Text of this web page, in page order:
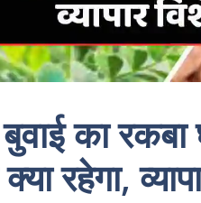
का
रहेगा,